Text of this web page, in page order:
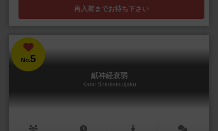
再入荷までお待ち下さい
No.5
紙神経衰弱
Kami Shinkeisuijaku